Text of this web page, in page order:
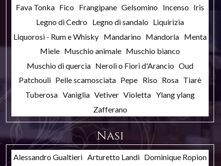
Fava Tonka Fico Frangipane Gelsomino Incenso Iris
Legno di Cedro Legno di sandalo Liquirizia
Liquorosi - Rum e Whisky Mandarino Mandorla Menta
Miele Muschio animale Muschio bianco
Muschio di quercia Neroli o Fiori d'Arancio Oud
Patchouli Pelle scamosciata Pepe Riso Rosa Tiarè
Tuberosa Vaniglia Vetiver Violetta Ylang ylang
Zafferano
Nasi
Alessandro Gualtieri Arturetto Landi Dominique Ropion